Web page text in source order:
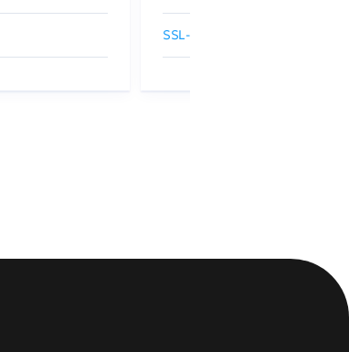
SSL-сертификаты GlobalSign